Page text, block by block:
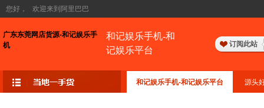
您好， 欢迎来到阿里巴巴
广东东莞网店货源-和记娱乐手
机
和记娱乐手机-和
记娱乐平台
订阅此站
和记娱乐手机-和记娱乐平台 源头